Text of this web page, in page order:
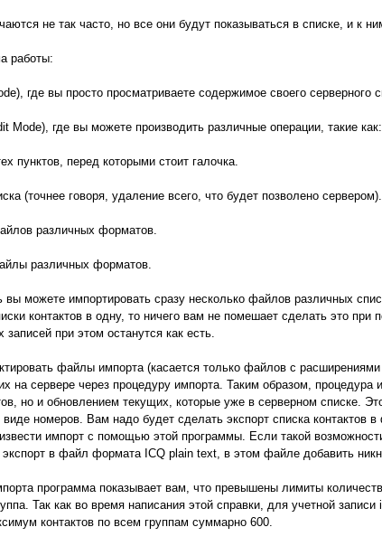
не так часто, но все они будут показываться в списке, и к
работы:
где вы просто просматриваете содержимое своего серверного
Mode), где вы можете производить различные операции, такие как:
пунктов, перед которыми стоит галочка.
(точнее говоря, удаление всего, что будет позволено сервером).
различных форматов.
различных форматов.
вы можете импортировать сразу несколько файлов различных
контактов в одну, то ничего вам не помешает сделать это
при этом останутся как есть.
файлы импорта (касается только файлов с
на сервере через процедуру импорта. Таким образом,
но и обновлением текущих, которые уже в серверном списке.
виде номеров. Вам надо будет сделать экспорт списка контактов
импорт с помощью этой программы. Если такой
в файл формата ICQ plain text, в этом файле добавить
программа показывает вам, что превышены лимиты
Так как во время написания этой справки, для учетной
контактов по всем группам суммарно 600.